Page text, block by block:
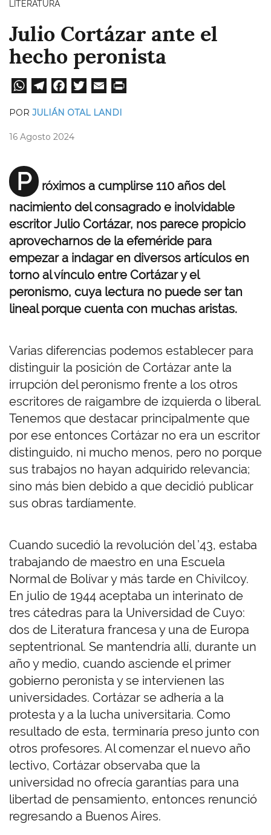
LITERATURA
Julio Cortázar ante el
hecho peronista
W
A
pp
Te
le
a
Fa
ok
POR JULIÁN OTAL LANDI
16 Agosto 2024
P
róximos a cumplirse 110 años del
nacimiento del consagrado e inolvidable
escritor Julio Cortázar, nos parece propicio
aprovecharnos de la efeméride para
empezar a indagar en diversos artículos en
torno al vínculo entre Cortázar y el
peronismo, cuya lectura no puede ser tan
lineal porque cuenta con muchas aristas.
Varias diferencias podemos establecer para
distinguir la posición de Cortázar ante la
irrupción del peronismo frente a los otros
escritores de raigambre de izquierda o liberal.
Tenemos que destacar principalmente que
por ese entonces Cortázar no era un escritor
distinguido, ni mucho menos, pero no porque
sus trabajos no hayan adquirido relevancia;
sino más bien debido a que decidió publicar
sus obras tardíamente.
Cuando sucedió la revolución del ’43, estaba
trabajando de maestro en una Escuela
Normal de Bolívar y más tarde en Chivilcoy.
En julio de 1944 aceptaba un interinato de
tres cátedras para la Universidad de Cuyo:
dos de Literatura francesa y una de Europa
septentrional. Se mantendría allí, durante un
año y medio, cuando asciende el primer
gobierno peronista y se intervienen las
universidades. Cortázar se adhería a la
protesta y a la lucha universitaria. Como
resultado de esta, terminaría preso junto con
otros profesores. Al comenzar el nuevo año
lectivo, Cortázar observaba que la
universidad no ofrecía garantías para una
libertad de pensamiento, entonces renunció
regresando a Buenos Aires.